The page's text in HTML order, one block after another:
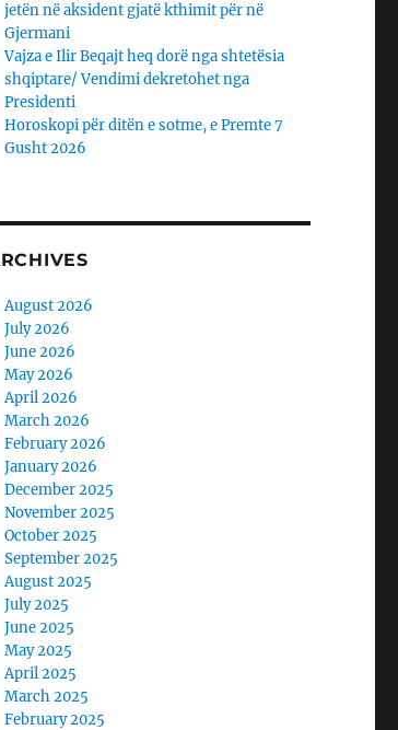
jetën në aksident gjatë kthimit për në
Gjermani
Vajza e Ilir Beqajt heq dorë nga shtetësia
shqiptare/ Vendimi dekretohet nga
Presidenti
Horoskopi për ditën e sotme, e Premte 7
Gusht 2026
August 2026
July 2026
June 2026
May 2026
April 2026
March 2026
February 2026
January 2026
December 2025
November 2025
October 2025
September 2025
August 2025
July 2025
June 2025
May 2025
April 2025
March 2025
February 2025